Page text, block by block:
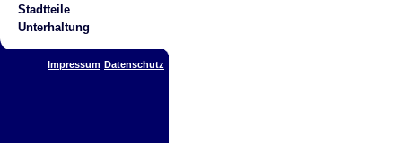
Stadtteile
Unterhaltung
Impressum Datenschutz